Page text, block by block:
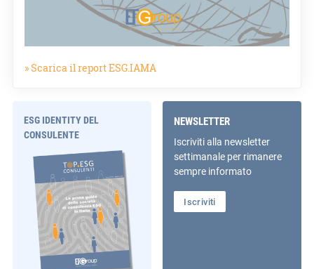
» Scarica il report ESG.IAMA
ESG IDENTITY DEL
CONSULENTE
NEWSLETTER
Iscriviti alla newsletter
settimanale per rimanere
sempre informato
Iscriviti